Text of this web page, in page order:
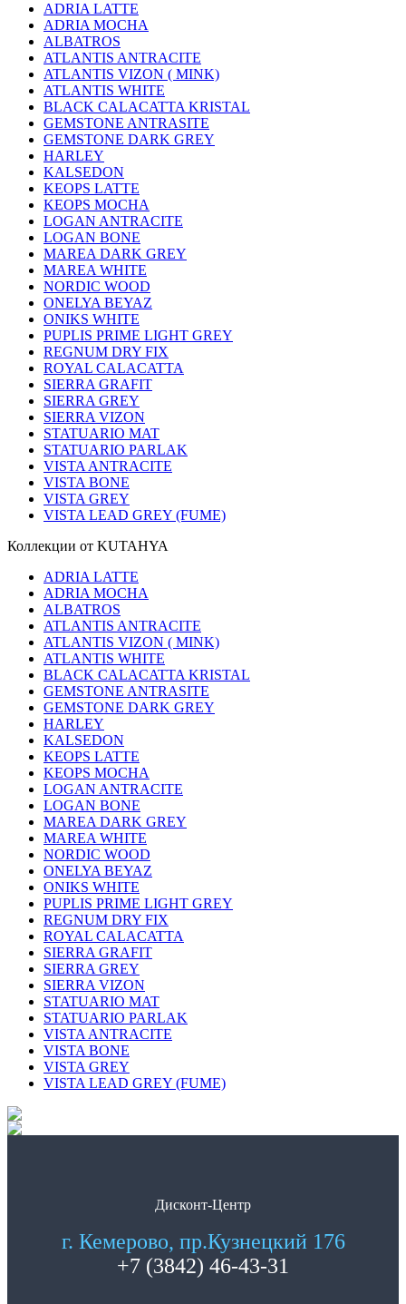
ADRIA LATTE
ADRIA MOCHA
ALBATROS
ATLANTIS ANTRACITE
ATLANTIS VIZON ( MINK)
ATLANTIS WHITE
BLACK CALACATTA KRISTAL
GEMSTONE ANTRASITE
GEMSTONE DARK GREY
HARLEY
KALSEDON
KEOPS LATTE
KEOPS MOCHA
LOGAN ANTRACITE
LOGAN BONE
MAREA DARK GREY
MAREA WHITE
NORDIC WOOD
ONELYA BEYAZ
ONIKS WHITE
PUPLIS PRIME LIGHT GREY
REGNUM DRY FIX
ROYAL CALACATTA
SIERRA GRAFIT
SIERRA GREY
SIERRA VIZON
STATUARIO MAT
STATUARIO PARLAK
VISTA ANTRACITE
VISTA BONE
VISTA GREY
VISTA LEAD GREY (FUME)
Коллекции от KUTAHYA
ADRIA LATTE
ADRIA MOCHA
ALBATROS
ATLANTIS ANTRACITE
ATLANTIS VIZON ( MINK)
ATLANTIS WHITE
BLACK CALACATTA KRISTAL
GEMSTONE ANTRASITE
GEMSTONE DARK GREY
HARLEY
KALSEDON
KEOPS LATTE
KEOPS MOCHA
LOGAN ANTRACITE
LOGAN BONE
MAREA DARK GREY
MAREA WHITE
NORDIC WOOD
ONELYA BEYAZ
ONIKS WHITE
PUPLIS PRIME LIGHT GREY
REGNUM DRY FIX
ROYAL CALACATTA
SIERRA GRAFIT
SIERRA GREY
SIERRA VIZON
STATUARIO MAT
STATUARIO PARLAK
VISTA ANTRACITE
VISTA BONE
VISTA GREY
VISTA LEAD GREY (FUME)
Дисконт-Центр
г. Кемерово, пр.Кузнецкий 176
+7 (3842) 46-43-31